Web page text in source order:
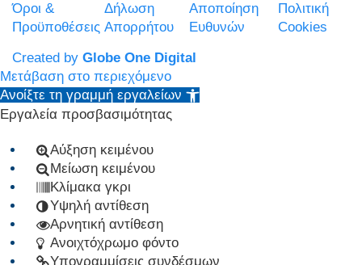
Όροι &
Προϋποθέσεις
Δήλωση
Απορρήτου
Αποποίηση
Ευθυνών
Πολιτική
Cookies
Created by Globe One Digital
Μετάβαση στο περιεχόμενο
Ανοίξτε τη γραμμή εργαλείων
Εργαλεία προσβασιμότητας
Αύξηση κειμένου
Μείωση κειμένου
Κλίμακα γκρι
Υψηλή αντίθεση
Αρνητική αντίθεση
Ανοιχτόχρωμο φόντο
Υπογραμμίσεις συνδέσμων